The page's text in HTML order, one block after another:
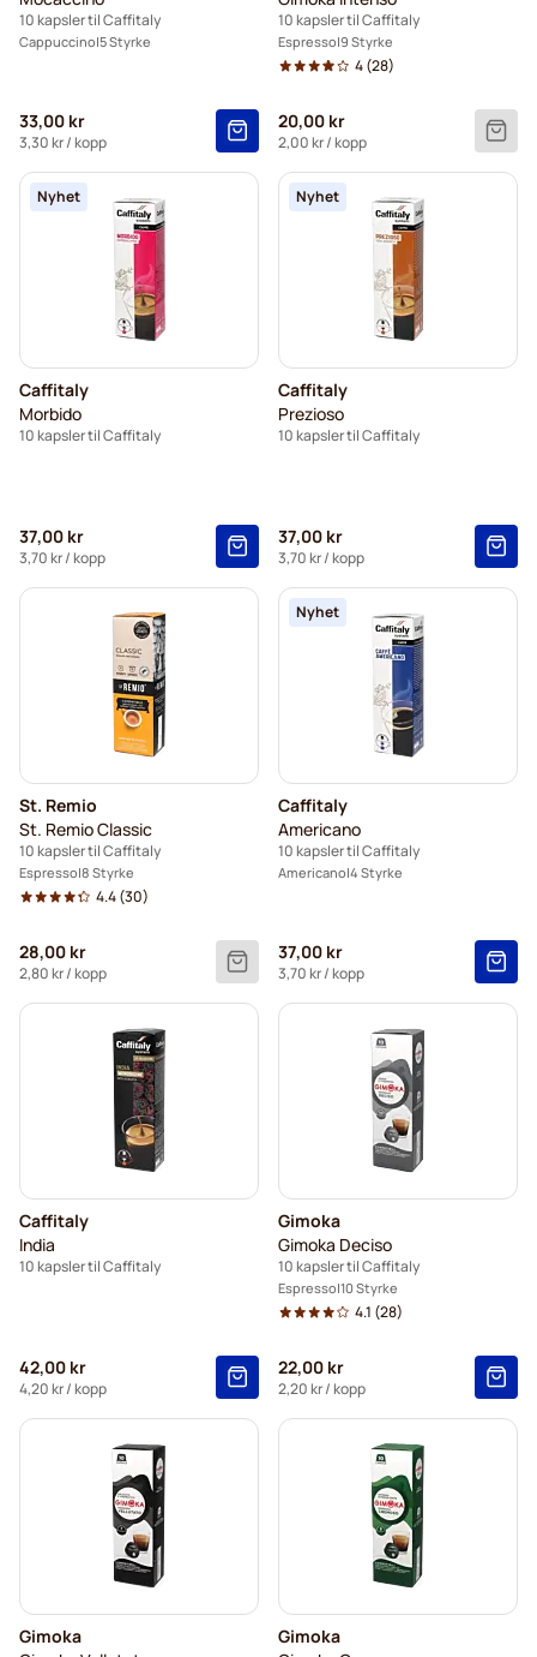
10 kapsler til Caffitaly
Cappuccino 5 Styrke
33,00 kr
3,30 kr/ kopp
10 kapsler til Caffitaly
Espresso 9 Styrke
4(28)
20,00 kr
2,00 kr/ kopp
Nyhet
Caffitaly
Morbido
10 kapsler til Caffitaly
37,00 kr
3,70 kr/ kopp
Nyhet
Caffitaly
Prezioso
10 kapsler til Caffitaly
37,00 kr
3,70 kr/ kopp
St. Remio
St. Remio Classic
10 kapsler til Caffitaly
Espresso 8 Styrke
4.4(30)
28,00 kr
2,80 kr/ kopp
Nyhet
Caffitaly
Americano
10 kapsler til Caffitaly
Americano 4 Styrke
37,00 kr
3,70 kr/ kopp
Caffitaly
India
10 kapsler til Caffitaly
42,00 kr
4,20 kr/ kopp
Gimoka
Gimoka Deciso
10 kapsler til Caffitaly
Espresso 10 Styrke
4.1 (28)
22,00 kr
2,20 kr/ kopp
Gimoka
Gimoka